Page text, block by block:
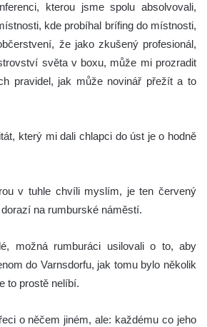
kterou jsme spolu absolvovali,
kde probíhal brífing do místnosti,
že jako zkušený profesionál,
světa v boxu, může mi prozradit
pravidel, jak může novinář přežít a to
který mi dali chlapci do úst je o hodně
v tuhle chvíli myslím, je ten červený
na rumburské náměstí.
možná rumburáci usilovali o to, aby
do Varnsdorfu, jak tomu bylo několik
to prostě nelíbí.
o něčem jiném, ale: každému co jeho